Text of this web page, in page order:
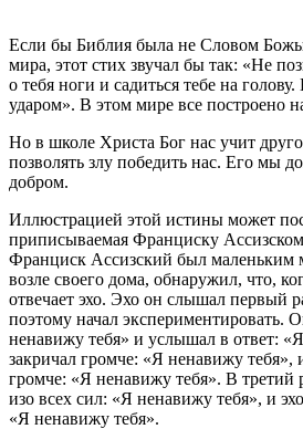
Если бы Библия была не Словом
мира, этот стих звучал бы так: «Не
о тебя ноги и садиться тебе на
ударом». В этом мире все построено
Но в школе Христа Бог нас учит
позволять злу победить нас. Его мы
добром.
Иллюстрацией этой истины может
приписываемая Франциску
Франциск Ассизский был маленьким
возле своего дома, обнаружил, что,
отвечает эхо. Эхо он слышал первый
поэтому начал экспериментировать.
ненавижу тебя» и услышал в ответ:
закричал громче: «Я ненавижу тебя»,
громче: «Я ненавижу тебя». В третий
изо всех сил: «Я ненавижу тебя», и
«Я ненавижу тебя».